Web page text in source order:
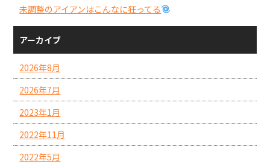
未調整のアイアンはこんなに狂ってる
アーカイブ
2026年8月
2026年7月
2023年1月
2022年11月
2022年5月